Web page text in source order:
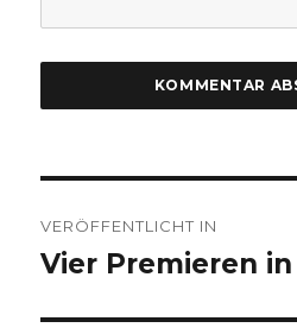
VERÖFFENTLICHT IN
Vier Premieren